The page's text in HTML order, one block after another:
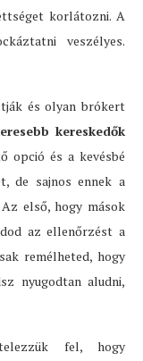
korlátozni. A
veszélyes.
és olyan brókert
kereskedők
opció és a kevésbé
de sajnos ennek a
első, hogy mások
az ellenőrzést a
remélheted, hogy
nyugodtan aludni,
fel, hogy